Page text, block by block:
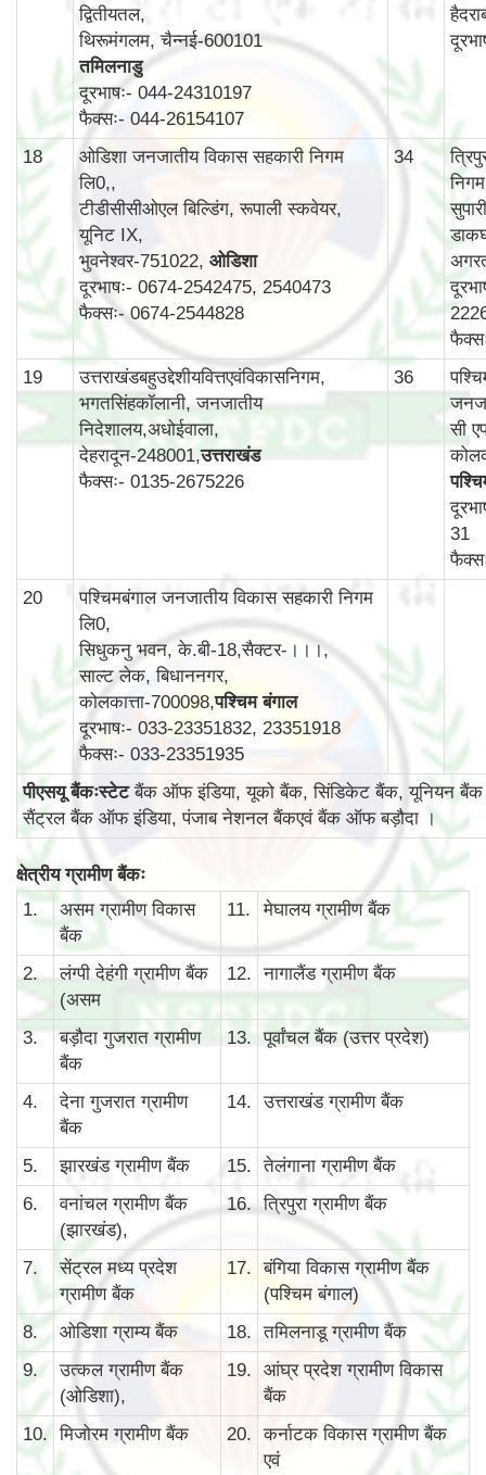
द्वितीयतल,
थिरूमंगलम, चैन्नई-600101
तमिलनाडु
दूरभाषः- 044-24310197
फैक्सः- 044-26154107
18
ओडिशा जनजातीय विकास सहकारी निगम
लि0,,
टीडीसीसीओएल बिल्डिंग, रूपाली स्कवेयर,
यूनिट IX,
भुवनेश्वर-751022, ओडिशा
दूरभाषः- 0674-2542475, 2540473
फैक्सः- 0674-2544828
34
19
उत्तराखंडबहुउद्देशीयवित्तएवंविकासनिगम,
भगतसिंहकॉलानी, जनजातीय
निदेशालय,अधोईवाला,
देहरादून-248001,उत्तराखंड
फैक्सः- 0135-2675226
36
सी
31
20
पश्चिमबंगाल जनजातीय विकास सहकारी निगम
लि0,
सिधुकनु भवन, के.बी-18,सैक्टर-।।।,
साल्ट लेक, बिधाननगर,
कोलकात्ता-700098,पश्चिम बंगाल
दूरभाषः- 033-23351832, 23351918
फैक्सः- 033-23351935
पीएसयू बैंकःस्टेटबैंक ऑफ इंडिया, यूको बैंक, सिंडिकेट बैंक, यूनियन बैंक
सैंट्रल बैंक ऑफ इंडिया, पंजाब नेशनल बैंकएवं बैंक ऑफ बड़ौदा ।
क्षेत्रीय ग्रामीण बैंकः
1.
असम ग्रामीण विकास
बैंक
11. मेघालय ग्रामीण बैंक
2.
लंग्पी देहंगी ग्रामीण बैंक
(असम
12. नागालैंड ग्रामीण बैंक
3.
बड़ौदा गुजरात ग्रामीण
बैंक
13. पूर्वांचल बैंक (उत्तर प्रदेश)
4.
देना गुजरात ग्रामीण
बैंक
14. उत्तराखंड ग्रामीण बैंक
5. झारखंड ग्रामीण बैंक 15.
तेलंगाना ग्रामीण बैंक
6.
वनांचल ग्रामीण बैंक
(झारखंड),
16. त्रिपुरा ग्रामीण बैंक
7.
सेंट्रल मध्य प्रदेश
ग्रामीण बैंक
17.
बंगिया विकास ग्रामीण बैंक
(पश्चिम बंगाल)
8.
ओडिशा ग्राम्य बैंक 18.
तमिलनाडू ग्रामीण बैंक
9.
उत्कल ग्रामीण बैंक
(ओडिशा),
19.
आंघ्र प्रदेश ग्रामीण विकास
बैंक
10.
मिजोरम ग्रामीण बैंक 20.
कर्नाटक विकास ग्रामीण बैंक
एवं